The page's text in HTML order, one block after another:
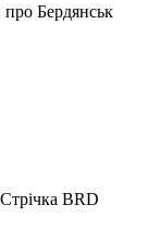
Бердянськ
Стрічка BRD